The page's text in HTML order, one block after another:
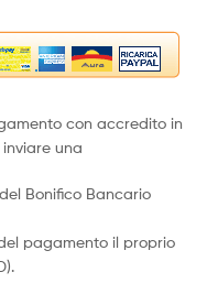
con accredito in
una
Bonifico Bancario
pagamento il proprio